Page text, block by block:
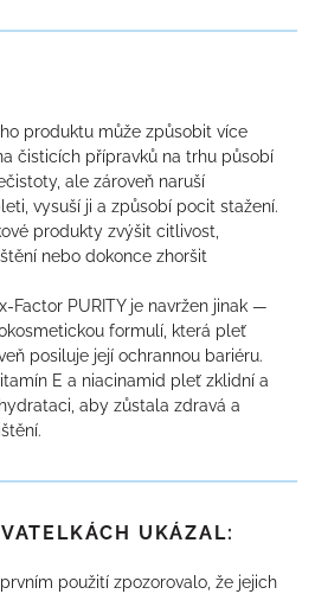
produktu může způsobit více
čisticích přípravků na trhu působí
ale zároveň naruší
vysuší ji a způsobí pocit stažení.
produkty zvýšit citlivost,
nebo dokonce zhoršit
Factor PURITY je navržen jinak —
formulí, která pleť
posiluje její ochrannou bariéru.
E a niacinamid pleť zklidní a
aby zůstala zdravá a
UKÁZAL:
použití zpozorovalo, že jejich